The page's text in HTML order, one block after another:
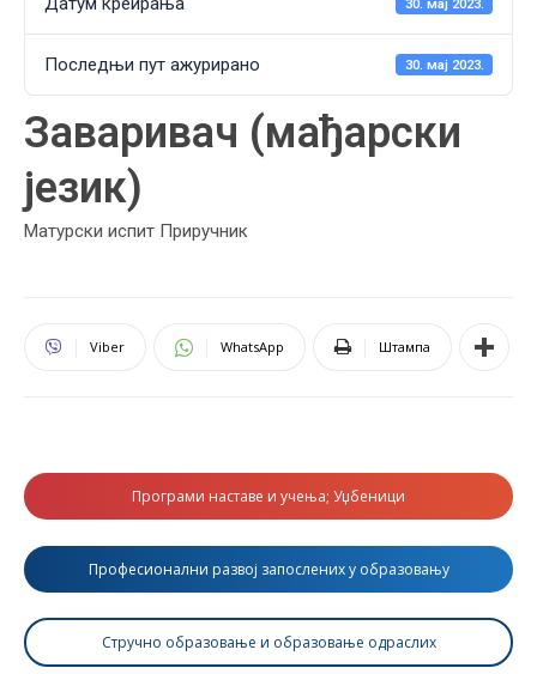
30. мај 2023.
Последњи пут ажурирано 30. мај 2023.
Заваривач (мађарски
језик)
Матурски испит Приручник
Viber WhatsApp Штампа
Програми наставе и учења; Уџбеници
Професионални развој запослених у образовању
Стручно образовање и образовање одраслих